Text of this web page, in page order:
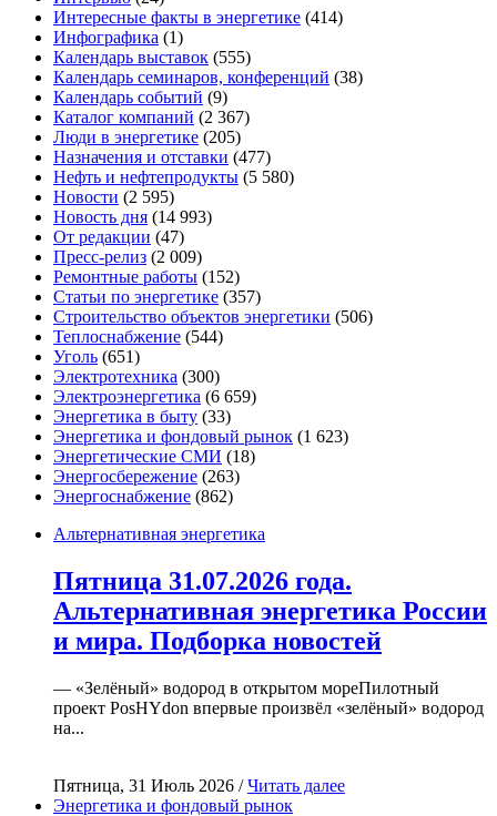
Интересные факты в энергетике (414)
Инфографика (1)
Календарь выставок (555)
Календарь семинаров, конференций (38)
Календарь событий (9)
Каталог компаний (2 367)
Люди в энергетике (205)
Назначения и отставки (477)
Нефть и нефтепродукты (5 580)
Новости (2 595)
Новость дня (14 993)
От редакции (47)
Пресс-релиз (2 009)
Ремонтные работы (152)
Статьи по энергетике (357)
Строительство объектов энергетики (506)
Теплоснабжение (544)
Уголь (651)
Электротехника (300)
Электроэнергетика (6 659)
Энергетика в быту (33)
Энергетика и фондовый рынок (1 623)
Энергетические СМИ (18)
Энергосбережение (263)
Энергоснабжение (862)
Альтернативная энергетика
Пятница 31.07.2026 года.
Альтернативная энергетика России
и мира. Подборка новостей
— «Зелёный» водород в открытом мореПилотный
проект PosHYdon впервые произвёл «зелёный» водород
на...
Пятница, 31 Июль 2026 /Читать далее
Энергетика и фондовый рынок